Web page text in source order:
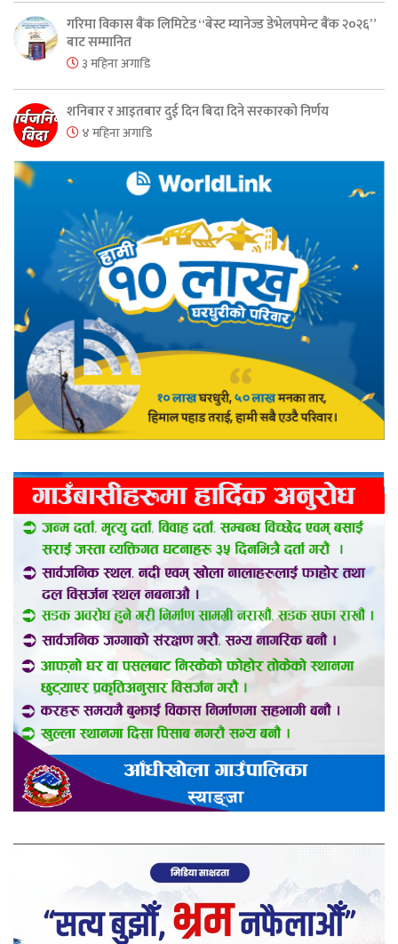
गरिमा विकास बैंक लिमिटेड “बेस्ट म्यानेज्ड डेभेलपमेन्ट बैंक २०२६”
बाट सम्मानित
३ महिना अगाडि
शनिबार र आइतबार दुई दिन बिदा दिने सरकारको निर्णय
४ महिना अगाडि